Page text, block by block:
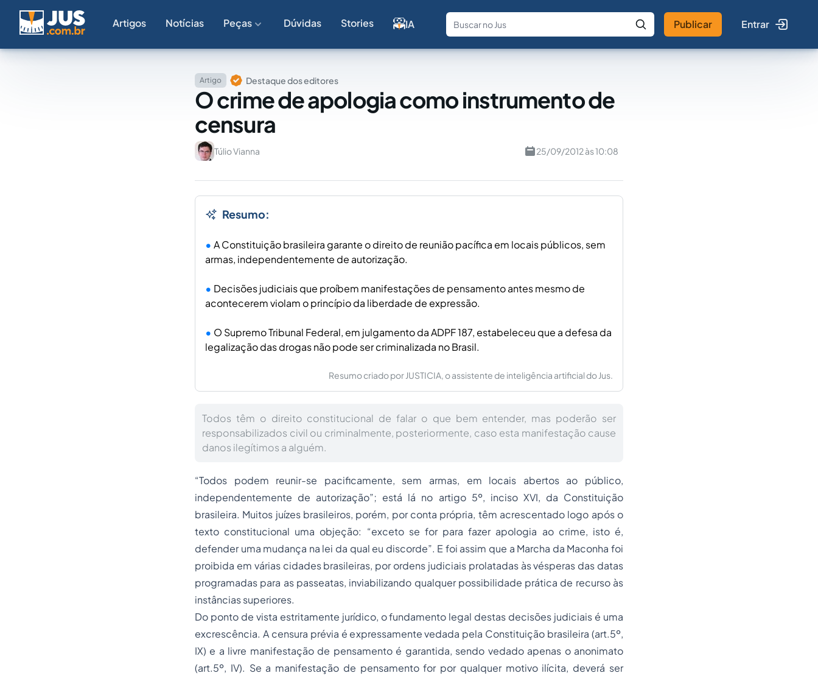
Artigos Notícias Peças Dúvidas Stories IA
Fale com a IA Buscar no Jus
Publicar Entrar
Artigo Destaque dos editores
O crime de apologia como instrumento de
censura
Túlio Vianna 25/09/2012 às 10:08
Resumo:
A Constituição brasileira garante o direito de reunião pacífica em locais públicos, sem
armas, independentemente de autorização.
Decisões judiciais que proíbem manifestações de pensamento antes mesmo de
acontecerem violam o princípio da liberdade de expressão.
O Supremo Tribunal Federal, em julgamento da ADPF 187, estabeleceu que a defesa da
legalização das drogas não pode ser criminalizada no Brasil.
Resumo criado por JUSTICIA, o assistente de inteligência artificial do Jus.
Todos têm o direito constitucional de falar o que bem entender, mas poderão ser
responsabilizados civil ou criminalmente, posteriormente, caso esta manifestação cause
danos ilegítimos a alguém.
“Todos podem reunir-se pacificamente, sem armas, em locais abertos ao público,
independentemente de autorização”; está lá no artigo 5º, inciso XVI, da Constituição
brasileira. Muitos juízes brasileiros, porém, por conta própria, têm acrescentado logo após o
texto constitucional uma objeção: “exceto se for para fazer apologia ao crime, isto é,
defender uma mudança na lei da qual eu discorde”. E foi assim que a Marcha da Maconha foi
proibida em várias cidades brasileiras, por ordens judiciais prolatadas às vésperas das datas
programadas para as passeatas, inviabilizando qualquer possibilidade prática de recurso às
instâncias superiores.
Do ponto de vista estritamente jurídico, o fundamento legal destas decisões judiciais é uma
excrescência. A censura prévia é expressamente vedada pela Constituição brasileira (art.5º,
IX) e a livre manifestação de pensamento é garantida, sendo vedado apenas o anonimato
(art.5º, IV). Se a manifestação de pensamento for por qualquer motivo ilícita, deverá ser